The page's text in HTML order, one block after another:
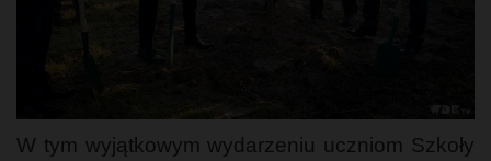
W tym wyjątkowym wydarzeniu uczniom Szkoły